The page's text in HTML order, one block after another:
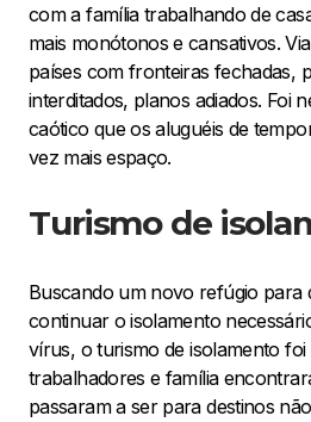
com a família trabalhando de
mais monótonos e cansativos.
países com fronteiras fechadas,
interditados, planos adiados. Foi
caótico que os aluguéis de
vez mais espaço.
Turismo de
Buscando um novo refúgio para
continuar o isolamento
vírus, o turismo de isolamento
trabalhadores e família
passaram a ser para destinos